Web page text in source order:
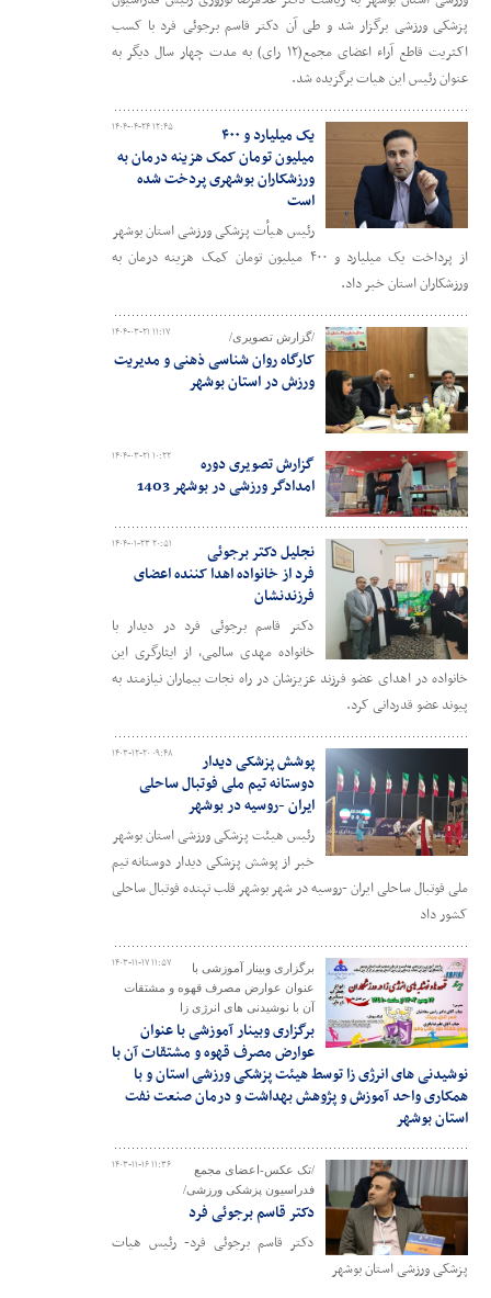
پزشکی ورزشی برگزار شد و طی آن دکتر قاسم برجوئی فرد با کسب
اکثریت قاطع آراء اعضای مجمع(۱۲ رای) به مدت چهار سال دیگر به
عنوان رئیس این هیات برگزیده شد.
۱۴۰۴-۰۴-۲۴ ۱۲:۴۵
یک میلیارد و ۴۰۰
میلیون تومان کمک هزینه درمان به
ورزشکاران بوشهری پردخت شده
است
رئیس هیأت پزشکی ورزشی استان بوشهر
از پرداخت یک میلیارد و ۴۰۰ میلیون تومان کمک هزینه درمان به
ورزشکاران استان خبر داد.
۱۴۰۴-۰۳-۲۱ ۱۱:۱۷ /گزارش تصویری/
کارگاه روان شناسی ذهنی و مدیریت
ورزش در استان بوشهر
۱۴۰۴-۰۳-۲۱ ۱۰:۲۲
گزارش تصویری دوره
امدادگر ورزشی در بوشهر 1403
۱۴۰۴-۰۱-۲۳ ۲۰:۵۱
نجلیل دکتر برجوئی
فرد از خانواده اهدا کننده اعضای
فرزندنشان
دکتر قاسم برجوئی فرد در دیدار با
خانواده مهدی سالمی، از ایثارگری این
خانواده در اهدای عضو فرزند عزیزشان در راه نجات بیماران نیازمند به
پیوند عضو قدردانی کرد.
۱۴۰۳-۱۲-۲۰ ۰۹:۴۸
پوشش پزشکی دیدار
دوستانه تیم ملی فوتبال ساحلی
ایران -روسیه در بوشهر
رئیس هیئت پزشکی ورزشی استان بوشهر
خبر از پوشش پزشکی دیدار دوستانه تیم
ملی فوتبال ساحلی ایران -روسیه در شهر بوشهر قلب تپنده فوتبال ساحلی
کشور داد
۱۴۰۳-۱۱-۱۷ ۱۱:۵۷
برگزاری وبینار آموزشی با
عنوان عوارض مصرف قهوه و مشتقات
آن با نوشیدنی های انرژی زا
برگزاری وبینار آموزشی با عنوان
عوارض مصرف قهوه و مشتقات آن با
نوشیدنی های انرژی زا توسط هیئت پزشکی ورزشی استان و با
همکاری واحد آموزش و پژوهش بهداشت و درمان صنعت نفت
استان بوشهر
۱۴۰۳-۱۱-۱۶ ۱۱:۳۶
/تک عکس-اعضای مجمع
فدراسیون پزشکی ورزشی/
دکتر قاسم برجوئی فرد
دکتر قاسم برجوئی فرد- رئیس هیات
پزشکی ورزشی استان بوشهر